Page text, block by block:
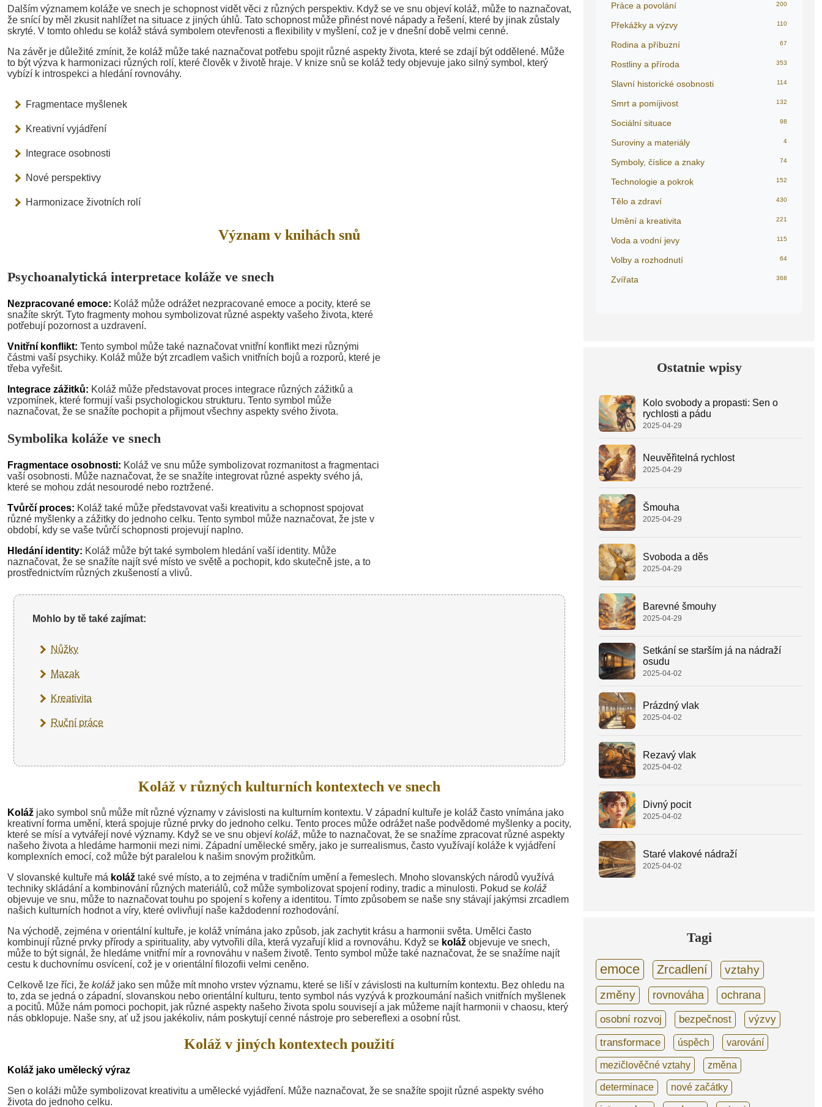
Dalším významem koláže ve snech je schopnost vidět věci z různých perspektiv. Když se ve snu objeví koláž, může to naznačovat,
že snící by měl zkusit nahlížet na situace z jiných úhlů. Tato schopnost může přinést nové nápady a řešení, které by jinak zůstaly
skryté. V tomto ohledu se koláž stává symbolem otevřenosti a flexibility v myšlení, což je v dnešní době velmi cenné.
Na závěr je důležité zmínit, že koláž může také naznačovat potřebu spojit různé aspekty života, které se zdají být oddělené. Může
to být výzva k harmonizaci různých rolí, které člověk v životě hraje. V knize snů se koláž tedy objevuje jako silný symbol, který
vybízí k introspekci a hledání rovnováhy.
Fragmentace myšlenek
Kreativní vyjádření
Integrace osobnosti
Nové perspektivy
Harmonizace životních rolí
Význam v knihách snů
Psychoanalytická interpretace koláže ve snech
Nezpracované emoce: Koláž může odrážet nezpracované emoce a pocity, které se
snažíte skrýt. Tyto fragmenty mohou symbolizovat různé aspekty vašeho života, které
potřebují pozornost a uzdravení.
Vnitřní konflikt: Tento symbol může také naznačovat vnitřní konflikt mezi různými
částmi vaší psychiky. Koláž může být zrcadlem vašich vnitřních bojů a rozporů, které je
třeba vyřešit.
Integrace zážitků: Koláž může představovat proces integrace různých zážitků a
vzpomínek, které formují vaši psychologickou strukturu. Tento symbol může
naznačovat, že se snažíte pochopit a přijmout všechny aspekty svého života.
Symbolika koláže ve snech
Fragmentace osobnosti: Koláž ve snu může symbolizovat rozmanitost a fragmentaci
vaší osobnosti. Může naznačovat, že se snažíte integrovat různé aspekty svého já,
které se mohou zdát nesourodé nebo roztržené.
Tvůrčí proces: Koláž také může představovat vaši kreativitu a schopnost spojovat
různé myšlenky a zážitky do jednoho celku. Tento symbol může naznačovat, že jste v
období, kdy se vaše tvůrčí schopnosti projevují naplno.
Hledání identity: Koláž může být také symbolem hledání vaší identity. Může
naznačovat, že se snažíte najít své místo ve světě a pochopit, kdo skutečně jste, a to
prostřednictvím různých zkušeností a vlivů.
Mohlo by tě také zajímat:
Nůžky
Mazak
Kreativita
Ruční práce
Koláž v různých kulturních kontextech ve snech
Koláž jako symbol snů může mít různé významy v závislosti na kulturním kontextu. V západní kultuře je koláž často vnímána jako
kreativní forma umění, která spojuje různé prvky do jednoho celku. Tento proces může odrážet naše podvědomé myšlenky a pocity,
které se mísí a vytvářejí nové významy. Když se ve snu objeví koláž, může to naznačovat, že se snažíme zpracovat různé aspekty
našeho života a hledáme harmonii mezi nimi. Západní umělecké směry, jako je surrealismus, často využívají koláže k vyjádření
komplexních emocí, což může být paralelou k našim snovým prožitkům.
V slovanské kultuře má koláž také své místo, a to zejména v tradičním umění a řemeslech. Mnoho slovanských národů využívá
techniky skládání a kombinování různých materiálů, což může symbolizovat spojení rodiny, tradic a minulosti. Pokud se koláž
objevuje ve snu, může to naznačovat touhu po spojení s kořeny a identitou. Tímto způsobem se naše sny stávají jakýmsi zrcadlem
našich kulturních hodnot a víry, které ovlivňují naše každodenní rozhodování.
Na východě, zejména v orientální kultuře, je koláž vnímána jako způsob, jak zachytit krásu a harmonii světa. Umělci často
kombinují různé prvky přírody a spirituality, aby vytvořili díla, která vyzařují klid a rovnováhu. Když se koláž objevuje ve snech,
může to být signál, že hledáme vnitřní mír a rovnováhu v našem životě. Tento symbol může také naznačovat, že se snažíme najít
cestu k duchovnímu osvícení, což je v orientální filozofii velmi ceněno.
Celkově lze říci, že koláž jako sen může mít mnoho vrstev významu, které se liší v závislosti na kulturním kontextu. Bez ohledu na
to, zda se jedná o západní, slovanskou nebo orientální kulturu, tento symbol nás vyzývá k prozkoumání našich vnitřních myšlenek
a pocitů. Může nám pomoci pochopit, jak různé aspekty našeho života spolu souvisejí a jak můžeme najít harmonii v chaosu, který
nás obklopuje. Naše sny, ať už jsou jakékoliv, nám poskytují cenné nástroje pro sebereflexi a osobní růst.
Koláž v jiných kontextech použití
Koláž jako umělecký výraz
Sen o koláži může symbolizovat kreativitu a umělecké vyjádření. Může naznačovat, že se snažíte spojit různé aspekty svého
života do jednoho celku.
Práce a povolání 200
Překážky a výzvy 110
Rodina a příbuzní 67
Rostliny a příroda 353
Slavní historické osobnosti 114
Smrt a pomíjivost 132
Sociální situace 98
Suroviny a materiály 4
Symboly, číslice a znaky 74
Technologie a pokrok 152
Tělo a zdraví 430
Umění a kreativita 221
Voda a vodní jevy 115
Volby a rozhodnutí 64
Zvířata 368
Ostatnie wpisy
Kolo svobody a propasti: Sen o
rychlosti a pádu
2025-04-29
Neuvěřitelná rychlost
2025-04-29
Šmouha
2025-04-29
Svoboda a děs
2025-04-29
Barevné šmouhy
2025-04-29
Setkání se starším já na nádraží
osudu
2025-04-02
Prázdný vlak
2025-04-02
Rezavý vlak
2025-04-02
Divný pocit
2025-04-02
Staré vlakové nádraží
2025-04-02
Tagi
emoce Zrcadlení
vztahy
změny
rovnováha
ochrana
osobní rozvoj
bezpečnost výzvy
transformace úspěch varování
mezičlověčné vztahy změna
determinace nové začátky